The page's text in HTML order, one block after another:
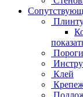
Пороги
Клей